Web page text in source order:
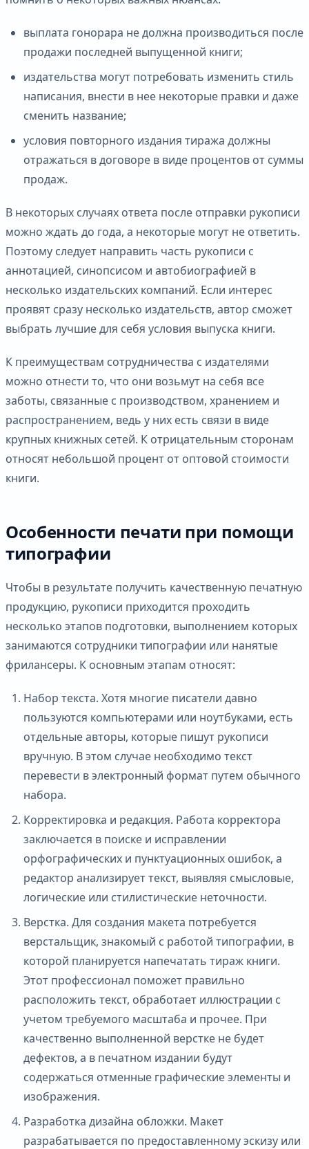
выплата гонорара не должна производиться после
продажи последней выпущенной книги;
издательства могут потребовать изменить стиль
написания, внести в нее некоторые правки и даже
сменить название;
условия повторного издания тиража должны
отражаться в договоре в виде процентов от суммы
продаж.
В некоторых случаях ответа после отправки рукописи
можно ждать до года, а некоторые могут не ответить.
Поэтому следует направить часть рукописи с
аннотацией, синопсисом и автобиографией в
несколько издательских компаний. Если интерес
проявят сразу несколько издательств, автор сможет
выбрать лучшие для себя условия выпуска книги.
К преимуществам сотрудничества с издателями
можно отнести то, что они возьмут на себя все
заботы, связанные с производством, хранением и
распространением, ведь у них есть связи в виде
крупных книжных сетей. К отрицательным сторонам
относят небольшой процент от оптовой стоимости
книги.
Особенности печати при помощи
типографии
Чтобы в результате получить качественную печатную
продукцию, рукописи приходится проходить
несколько этапов подготовки, выполнением которых
занимаются сотрудники типографии или нанятые
фрилансеры. К основным этапам относят:
Набор текста. Хотя многие писатели давно
пользуются компьютерами или ноутбуками, есть
отдельные авторы, которые пишут рукописи
вручную. В этом случае необходимо текст
перевести в электронный формат путем обычного
набора.
Корректировка и редакция. Работа корректора
заключается в поиске и исправлении
орфографических и пунктуационных ошибок, а
редактор анализирует текст, выявляя смысловые,
логические или стилистические неточности.
Верстка. Для создания макета потребуется
верстальщик, знакомый с работой типографии, в
которой планируется напечатать тираж книги.
Этот профессионал поможет правильно
расположить текст, обработает иллюстрации с
учетом требуемого масштаба и прочее. При
качественно выполненной верстке не будет
дефектов, а в печатном издании будут
содержаться отменные графические элементы и
изображения.
Разработка дизайна обложки. Макет
разрабатывается по предоставленному эскизу или